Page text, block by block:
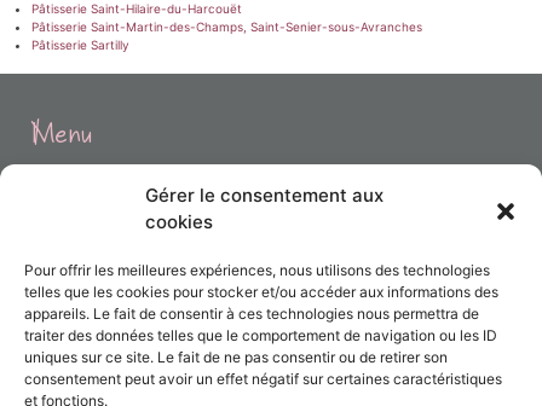
Gérer le consentement aux
cookies
Pour offrir les meilleures expériences, nous utilisons des technologies
telles que les cookies pour stocker et/ou accéder aux informations des
appareils. Le fait de consentir à ces technologies nous permettra de
traiter des données telles que le comportement de navigation ou les ID
uniques sur ce site. Le fait de ne pas consentir ou de retirer son
consentement peut avoir un effet négatif sur certaines caractéristiques
et fonctions.
Pâtisserie Saint-Hilaire-du-Harcouët
Pâtisserie Saint-Martin-des-Champs, Saint-Senier-sous-Avranches
Pâtisserie Sartilly
Menu
Prestations
Réalisations
Contact